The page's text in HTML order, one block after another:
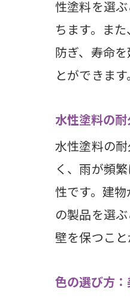
性塗料を選
ちます。ま
防ぎ、寿命
とができます。
水性塗料の
水性塗料の
く、雨が頻
性です。建
の製品を選
壁を保つこと
色の選び方